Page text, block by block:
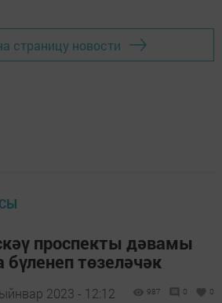
страницу новости
проспекты дәвамы
бүленеп төзеләчәк
2023 - 12:12 987 0 0